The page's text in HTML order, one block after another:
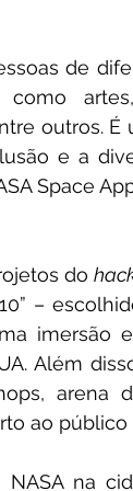
de
outros.
e a
Space
do
–
imersão
Além
arena
ao público
NASA na